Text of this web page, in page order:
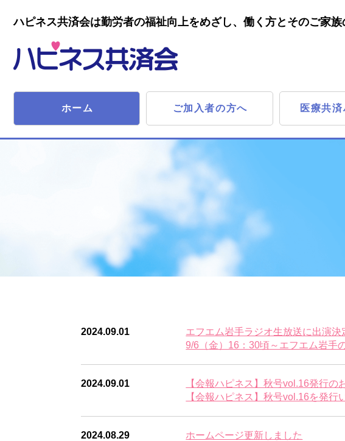
ハピネス共済会は勤労者の福祉向上をめざし、働く方とそのご家
ホーム ご加入者の方へ 医療共
2024.09.01
エフエム岩手ラジオ生放送に出演
9/6（金）16：30頃～エフエム岩手
2024.09.01
【会報ハピネス】秋号vol.16発行の
【会報ハピネス】秋号vol.16を発
2024.08.29
ホームページ更新しました